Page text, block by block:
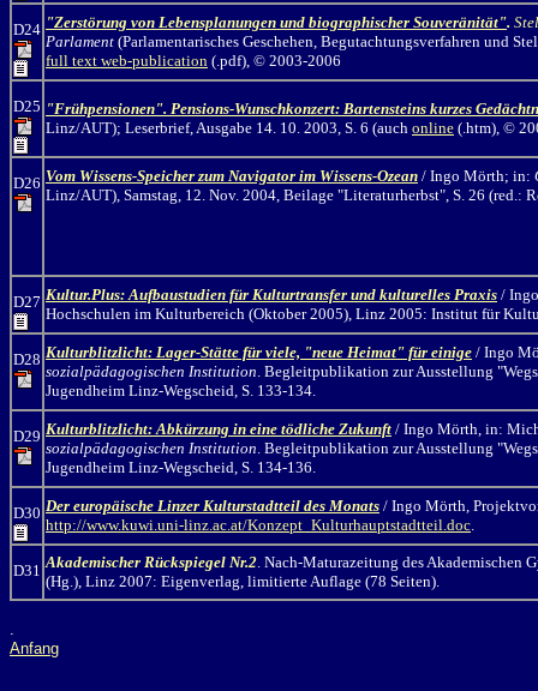
D24 "Zerstörung von Lebensplanungen und biographischer Souveränität".
Parlament (Parlamentarisches Geschehen, Begutachtungsverfahren und
full text web-publication (.pdf), © 2003-2006
D25 "Frühpensionen". Pensions-Wunschkonzert: Bartensteins kurzes
Linz/AUT); Leserbrief, Ausgabe 14. 10. 2003, S. 6 (auch online (.htm), ©
D26 Vom Wissens-Speicher zum Navigator im Wissens-Ozean / Ingo Mörth; in:
Linz/AUT), Samstag, 12. Nov. 2004, Beilage "Literaturherbst", S. 26 (red.:
D27 Kultur.Plus: Aufbaustudien für Kulturtransfer und kulturelles Praxis /
Hochschulen im Kulturbereich (Oktober 2005), Linz 2005: Institut für
D28 Kulturblitzlicht: Lager-Stätte für viele, "neue Heimat" für einige / Ingo
sozialpädagogischen Institution. Begleitpublikation zur Ausstellung
Jugendheim Linz-Wegscheid, S. 133-134.
D29 Kulturblitzlicht:Abkürzung in eine tödliche Zukunft / Ingo Mörth, in:
sozialpädagogischen Institution. Begleitpublikation zur Ausstellung
Jugendheim Linz-Wegscheid, S. 134-136.
D30 Der europäische Linzer Kulturstadtteil des Monats / Ingo Mörth,
http://www.kuwi.uni-linz.ac.at/Konzept_Kulturhauptstadtteil.doc.
D31 Akademischer Rückspiegel Nr.2. Nach-Maturazeitung des Akademischen
(Hg.), Linz 2007: Eigenverlag, limitierte Auflage (78 Seiten).
.
Anfang